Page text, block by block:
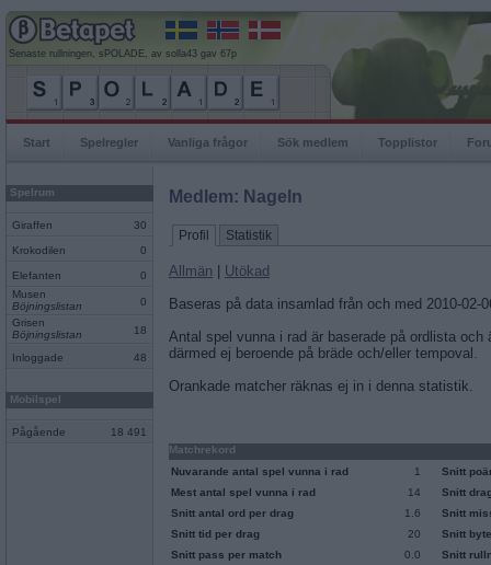
Senaste rullningen, sPOLADE, av solla43 gav 67p
Start Spelregler Vanliga frågor Sök medlem Topplistor
Spelrum
Giraffen 30
Krokodilen 0
Elefanten
0
Musen
Böjningslistan
0
Grisen
Böjningslistan
18
Inloggade 48
Mobilspel
Pågående 18 491
Medlem: Nageln
Profil Statistik
Allmän
Utökad
Baseras på data insamlad från och med 2010-02-
Antal spel vunna i rad är baserade på ordlista och
därmed ej beroende på bräde och/eller tempoval.
Orankade matcher räknas ej in i denna statistik.
Matchrekord
Nuvarande antal spel vunna i rad
1
Mest antal spel vunna i rad
14
Snitt antal ord per drag
1.6
Snitt tid per drag
20
Snitt pass per match
0.0
Snitt
Snitt
Snitt
Snitt
Snitt